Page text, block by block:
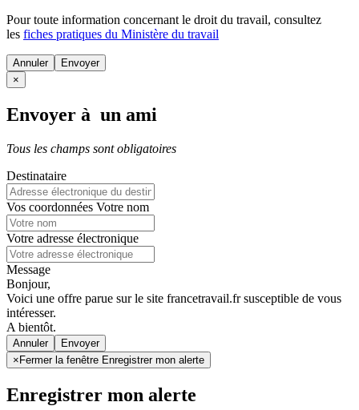
Pour toute information concernant le droit du travail, consultez
les fiches pratiques du Ministère du travail
Annuler
×
Envoyer à un ami
Tous les champs sont obligatoires
Destinataire
Vos coordonnées Votre nom
Votre adresse électronique
Message
Bonjour,
Voici une offre parue sur le site francetravail.fr susceptible de vous
intéresser.
A bientôt.
Annuler
× Fermer la fenêtre Enregistrer mon alerte
Enregistrer mon alerte